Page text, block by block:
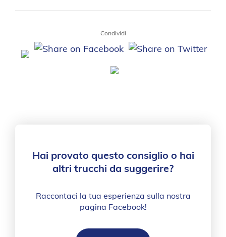
Condividi
Hai provato questo consiglio o hai
altri trucchi da suggerire?
Raccontaci la tua esperienza sulla nostra
pagina Facebook!